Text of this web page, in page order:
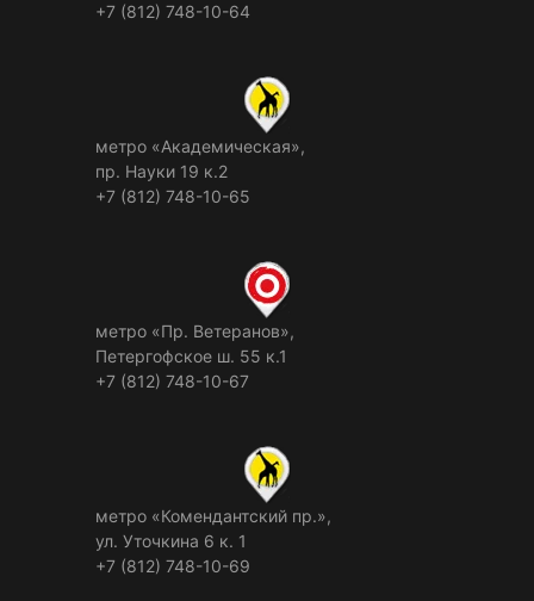
+7 (812) 748-10-64
метро «Академическая»,
пр. Науки 19 к.2
+7 (812) 748-10-65
метро «Пр. Ветеранов»,
Петергофское ш. 55 к.1
+7 (812) 748-10-67
метро «Комендантский пр.»,
ул. Уточкина 6 к. 1
+7 (812) 748-10-69